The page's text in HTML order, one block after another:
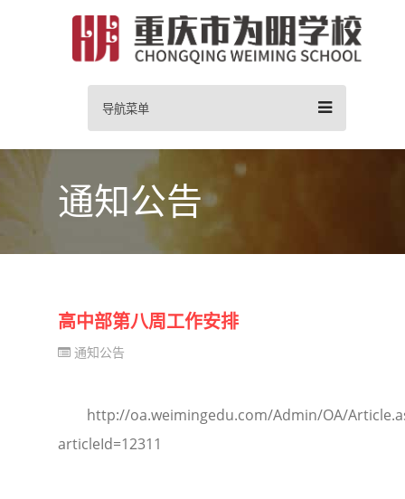
导航菜单
通知公告
高中部第八周工作安排
通知公告
http://oa.weimingedu.com/Admin/OA/
articleId=12311